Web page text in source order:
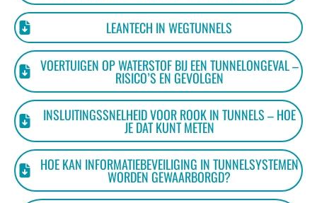
LEANTECH IN WEGTUNNELS
VOERTUIGEN OP WATERSTOF BIJ EEN TUNNELONGEVAL –
RISICO’S EN GEVOLGEN
INSLUITINGSSNELHEID VOOR ROOK IN TUNNELS – HOE
JE DAT KUNT METEN
HOE KAN INFORMATIEBEVEILIGING IN TUNNELSYSTEMEN
WORDEN GEWAARBORGD?